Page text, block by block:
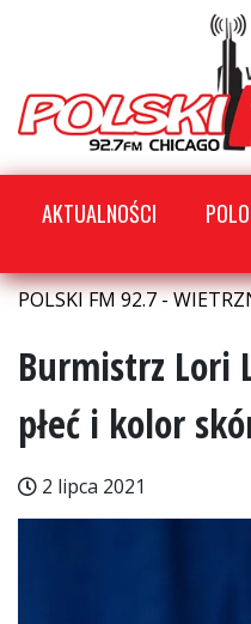
AKTUALNOŚCI
POLSKI FM 92.7 -
Burmistrz Lori
płeć i kolor
2 lipca 2021